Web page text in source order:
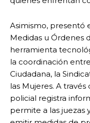
Asimismo, presentó
Medidas u Órdenes
herramienta
la coordinación
Ciudadana, la
las Mujeres. A
policial registra
permite a las juezas